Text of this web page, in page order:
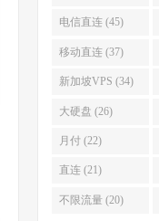
电信直连 (45)
移动直连 (37)
新加坡VPS (34)
大硬盘 (26)
月付 (22)
直连 (21)
不限流量 (20)